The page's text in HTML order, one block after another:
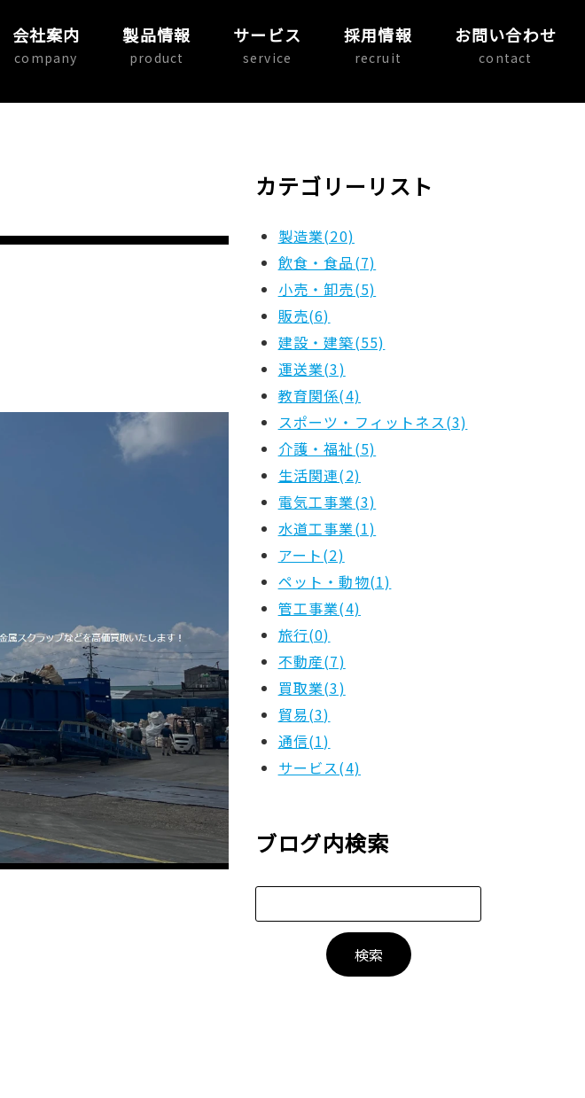
会社案内
company
製品情報
product
サービス
service
採用情報
recruit
お問い合わせ
contact
カテゴリーリスト
製造業(20)
飲食・食品(7)
小売・卸売(5)
販売(6)
建設・建築(55)
運送業(3)
教育関係(4)
スポーツ・フィットネス(3)
介護・福祉(5)
生活関連(2)
電気工事業(3)
水道工事業(1)
アート(2)
ペット・動物(1)
管工事業(4)
旅行(0)
不動産(7)
買取業(3)
貿易(3)
通信(1)
サービス(4)
ブログ内検索